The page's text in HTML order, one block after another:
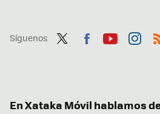
Síguenos
En Xataka Móvil hablamos